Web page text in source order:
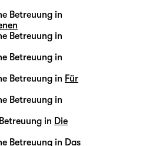
Betreuung in
Betreuung in
Betreuung in
Betreuung in Für
Betreuung in
in Die
Betreuung in Das